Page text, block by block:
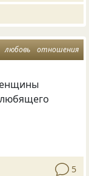
любовь отношения
любящего
5